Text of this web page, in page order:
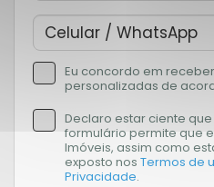
Eu concordo em
personalizadas de
Declaro estar ciente
formulário permite que
Imóveis, assim como
exposto nos Termos de
Privacidade.